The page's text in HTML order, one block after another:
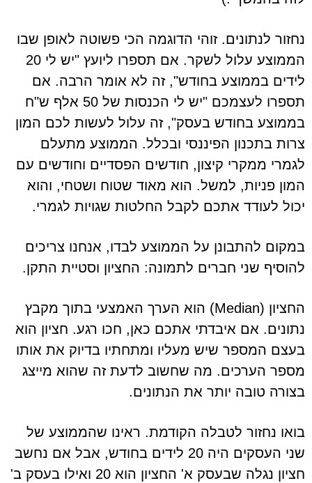
נחזור לנתונים. זוהי הדוגמה הכי פשוטה לאופן שבו
הממוצע עלול לשקר. אם תספרו ליועץ "יש לי 20
לידים בממוצע בחודש", זה לא אומר הרבה. אם
תספרו לעצמכם "יש לי הכנסות של 50 אלף ש"ח
בממוצע בחודש בעסק", זה עלול לעשות לכם המון
צרות בתכנון הפיננסי ובכלל. הממוצע מתעלם
לגמרי ממקרי קיצון, חודשים הפסדיים וחודשים עם
המון פניות, למשל. הוא מאוד שטוח ושטחי, והוא
יכול לעודד אתכם לקבל החלטות שגויות לגמרי.
במקום להתבונן על הממוצע לבדו, אנחנו צריכים
להוסיף שני חברים לתמונה: החציון וסטיית התקן.
החציון (Median) הוא הערך האמצעי בתוך מקבץ
נתונים. אם איבדתי אתכם כאן, חכו רגע. חציון הוא
בעצם המספר שיש מעליו ומתחתיו בדיוק את אותו
מספר הערכים. מה שחשוב לדעת זה שהוא מייצג
בצורה טובה יותר את הנתונים.
בואו נחזור לטבלה הקודמת. ראינו שהממוצע של
שני העסקים היה 20 לידים בחודש, אבל אם נחשב
חציון נגלה שבעסק א' החציון הוא 20 ואילו בעסק ב'